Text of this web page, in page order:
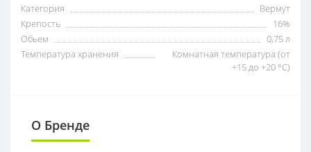
Категория
Вермут
Крепость
16%
Обьем
0,75 л
Температура хранения
Комнатная температура (от
+15 до +20 °C)
О Бренде